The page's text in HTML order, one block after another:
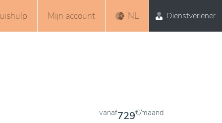
Mijn account NL Dienstverlener
vanaf729€/maand